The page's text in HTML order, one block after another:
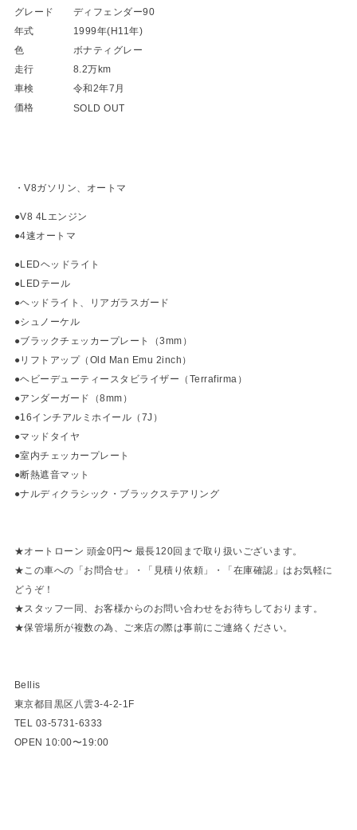
グレード
ディフェンダー90
年式
1999年(H11年)
色
ボナティグレー
走行
8.2万km
車検
令和2年7月
価格
SOLD OUT
・V8ガソリン、オートマ
●V8 4Lエンジン
●4速オートマ
●LEDヘッドライト
●LEDテール
●ヘッドライト、リアガラスガード
●シュノーケル
●ブラックチェッカープレート（3mm）
●リフトアップ（Old Man Emu 2inch）
●ヘビーデューティースタビライザー（Terrafirma）
●アンダーガード（8mm）
●16インチアルミホイール（7J）
●マッドタイヤ
●室内チェッカープレート
●断熱遮音マット
●ナルディクラシック・ブラックステアリング
★オートローン 頭金0円〜 最長120回まで取り扱いございます。
★この車への「お問合せ」・「見積り依頼」・「在庫確認」はお気軽に
どうぞ！
★スタッフ一同、お客様からのお問い合わせをお待ちしております。
★保管場所が複数の為、ご来店の際は事前にご連絡ください。
Bellis
東京都目黒区八雲3-4-2-1F
TEL 03-5731-6333
OPEN 10:00〜19:00